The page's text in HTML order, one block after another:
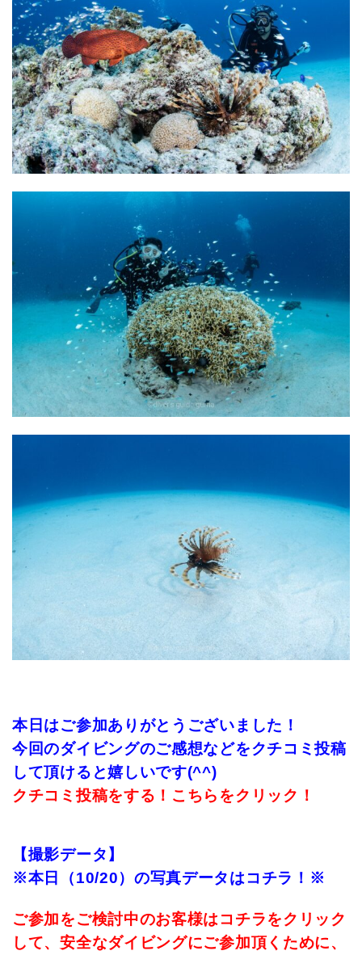
本日はご参加ありがとうございました！
今回のダイビングのご感想などをクチコミ投稿
して頂けると嬉しいです(^^)
クチコミ投稿をする！こちらをクリック！
【撮影データ】
※本日（10/20）の写真データはコチラ！※
ご参加をご検討中のお客様はコチラをクリック
して、安全なダイビングにご参加頂くために、